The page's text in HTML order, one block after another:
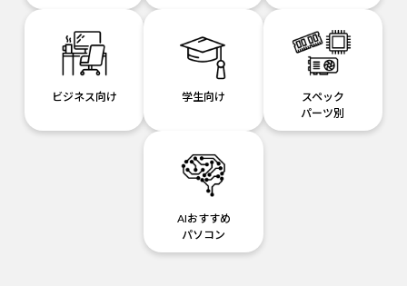
ビジネス向け 学生向け
スペック
パーツ別
AIおすすめ
パソコン